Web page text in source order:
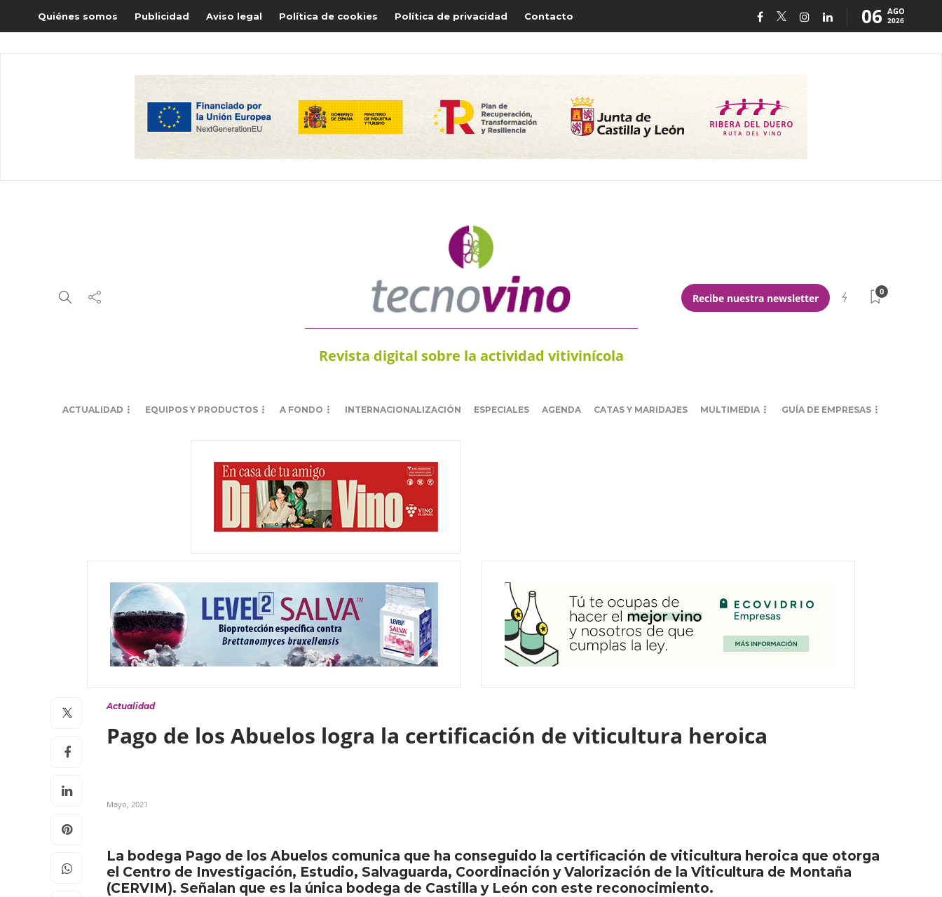
Quiénes somos Publicidad Aviso legal Política de cookies Política de privacidad Contacto 06 AGO
2026
Revista digital sobre la actividad vitivinícola
Recibe nuestra newsletter
0
ACTUALIDAD EQUIPOS Y PRODUCTOS A FONDO INTERNACIONALIZACIÓN ESPECIALES AGENDA CATAS Y MARIDAJES MULTIMEDIA GUÍA DE EMPRESAS
Actualidad
Pago de los Abuelos logra la certificación de viticultura heroica
Mayo, 2021
La bodega Pago de los Abuelos comunica que ha conseguido la certificación de viticultura heroica que otorga
el Centro de Investigación, Estudio, Salvaguarda, Coordinación y Valorización de la Viticultura de Montaña
(CERVIM). Señalan que es la única bodega de Castilla y León con este reconocimiento.